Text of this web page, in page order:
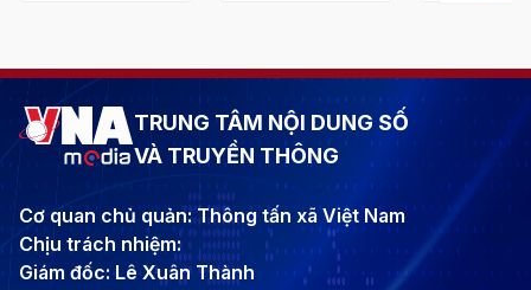
TRUNG TÂM NỘI DUNG SỐ
VÀ TRUYỀN THÔNG
Cơ quan chủ quản: Thông tấn xã Việt Nam
Chịu trách nhiệm:
Giám đốc: Lê Xuân Thành